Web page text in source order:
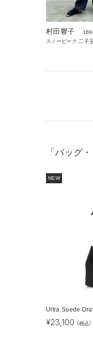
村田響子
スノーピーク 二子玉
「バッグ
NEW
Ultra Suede
¥23,100 (税込)